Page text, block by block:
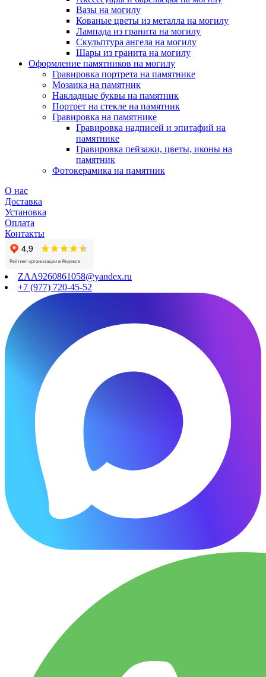
Вазы на могилу
Кованые цветы из металла на могилу
Лампада из гранита на могилу
Скульптура ангела на могилу
Шары из гранита на могилу
Оформление памятников на могилу
Гравировка портрета на памятнике
Мозаика на памятник
Накладные буквы на памятник
Портрет на стекле на памятник
Гравировка на памятнике
Гравировка надписей и эпитафий на
памятнике
Гравировка пейзажи, цветы, иконы на
памятник
Фотокерамика на памятник
О нас
Доставка
Установка
Оплата
Контакты
ZAA9260861058@yandex.ru
+7 (977) 720-45-52